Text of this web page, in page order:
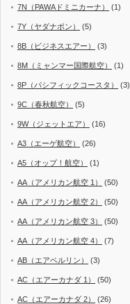
7N（PAWAドミニカーナ） (1)
7Y（ヤダナポン） (5)
8B（ビジネスエアー） (3)
8M（ミャンマー国際航空） (1)
8P（パシフィックコースタ） (3)
9C（春秋航空） (5)
9W（ジェットエア） (16)
A3（エーゲ航空） (26)
A5（オップ！航空） (1)
AA（アメリカン航空 1） (50)
AA（アメリカン航空 2） (50)
AA（アメリカン航空 3） (50)
AA（アメリカン航空 4） (7)
AB（エアベルリン） (3)
AC（エアーカナダ 1） (50)
AC（エアーカナダ 2） (26)